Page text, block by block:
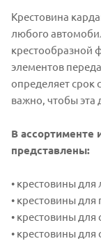
Крестовина
любого
крестообразной
элементов
определяет срок
важно, чтобы эта
В ассортименте
представлены:
• крестовины
• крестовины
• крестовины для
• крестовины для